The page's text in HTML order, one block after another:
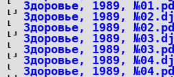
Здоровье, 1989,
Здоровье, 1989,
Здоровье, 1989,
Здоровье, 1989,
Здоровье, 1989,
Здоровье, 1989,
Здоровье, 1989,